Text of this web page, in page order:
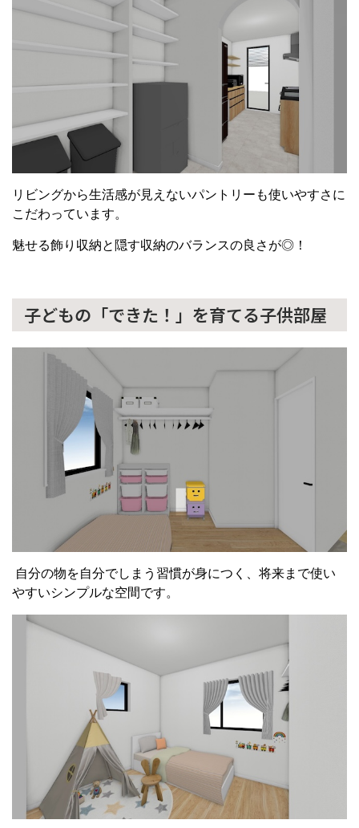
リビングから生活感が見えないパントリーも使いやすさに
こだわっています。
魅せる飾り収納と隠す収納のバランスの良さが◎！
子どもの「できた！」を育てる子供部屋
自分の物を自分でしまう習慣が身につく、将来まで使い
やすいシンプルな空間です。